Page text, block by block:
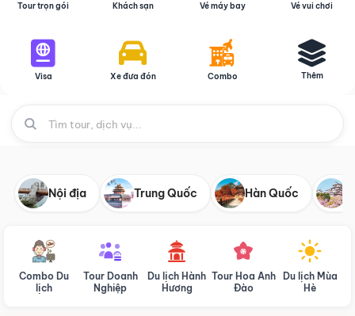
Tour trọn gói Khách sạn Vé máy bay Vé vui chơi
Visa Xe đưa đón Combo Thêm
Nội địa Trung Quốc Hàn Quốc
Combo Du
lịch
Tour Doanh
Nghiệp
Du lịch Hành
Hương
Tour Hoa Anh
Đào
Du lịch Mùa
Hè